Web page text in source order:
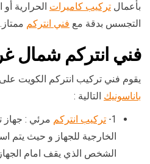
بأعمال تركيب كاميرات الحرارية
التجسس بدقة مع فني انتركم ممتاز.
فني انتركم شمال
يقوم فني تركيب انتركم الكويت
باناسونيك التالية :
1- تركيب انتركم مرئي : جهاز
الخارجية للجهاز و حيث يتم
الشخص الذي يقف امام